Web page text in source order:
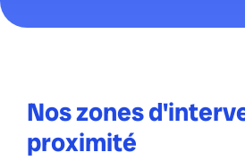
Nos zones
proximité